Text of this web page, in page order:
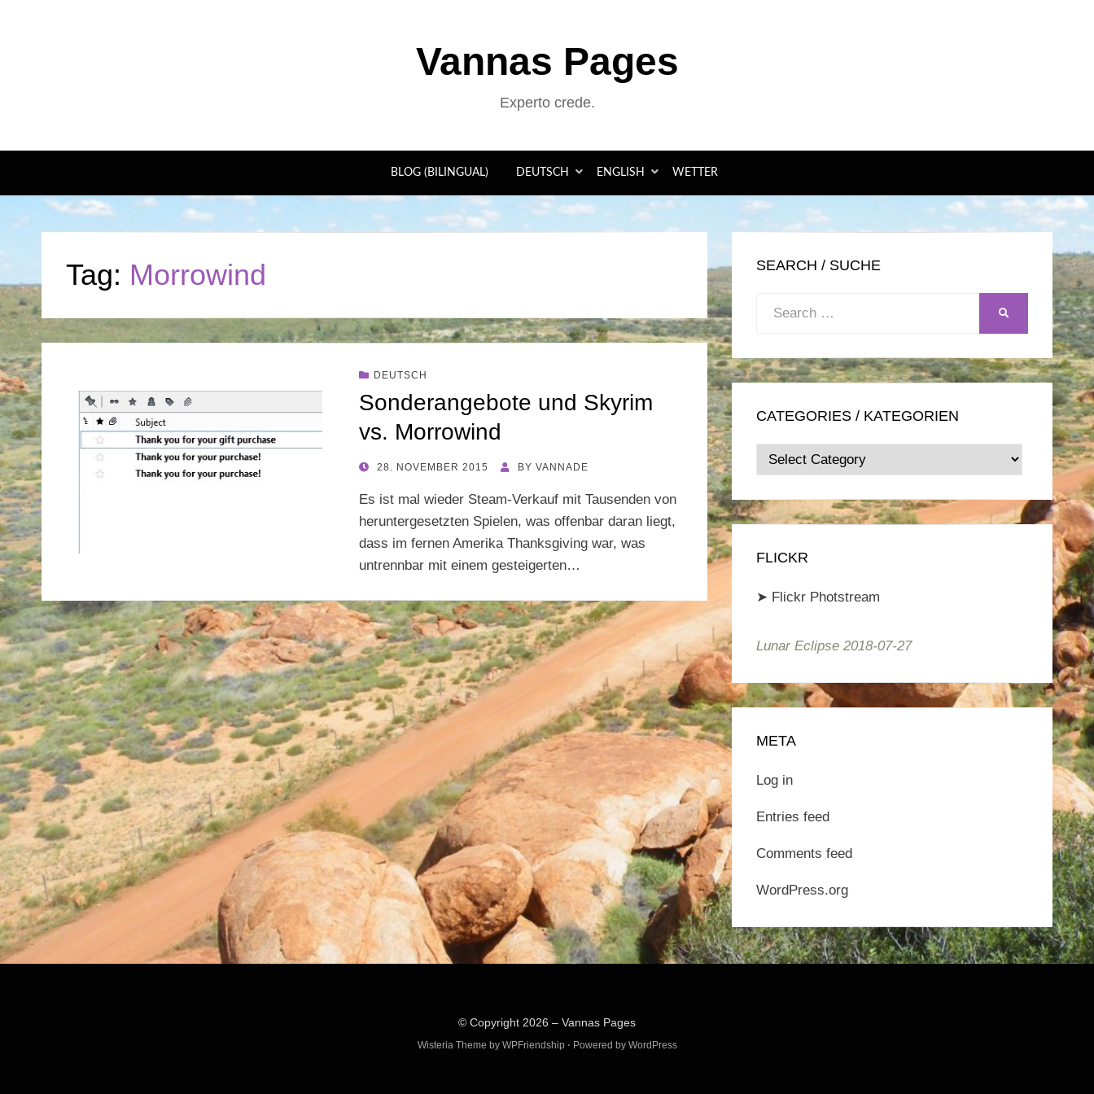
Vannas Pages
Experto crede.
BLOG (BILINGUAL) DEUTSCH ENGLISH WETTER
Tag: Morrowind
DEUTSCH
Sonderangebote und Skyrim
vs. Morrowind
POSTED
28. NOVEMBER 2015 BY VANNADE
Es ist mal wieder Steam-Verkauf mit Tausenden von
heruntergesetzten Spielen, was offenbar daran liegt,
dass im fernen Amerika Thanksgiving war, was
untrennbar mit einem gesteigerten…
SEARCH / SUCHE
Search
CATEGORIES / KATEGORIEN
Categories
/
Kategorien
FLICKR
➤ Flickr Photstream
Lunar Eclipse 2018-07-27
META
Log in
Entries feed
Comments feed
WordPress.org
© Copyright 2026 – Vannas Pages
Wisteria Theme by WPFriendship ⋅ Powered by WordPress